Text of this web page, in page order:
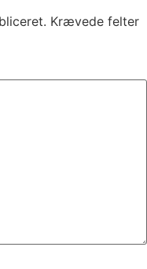
Krævede felter